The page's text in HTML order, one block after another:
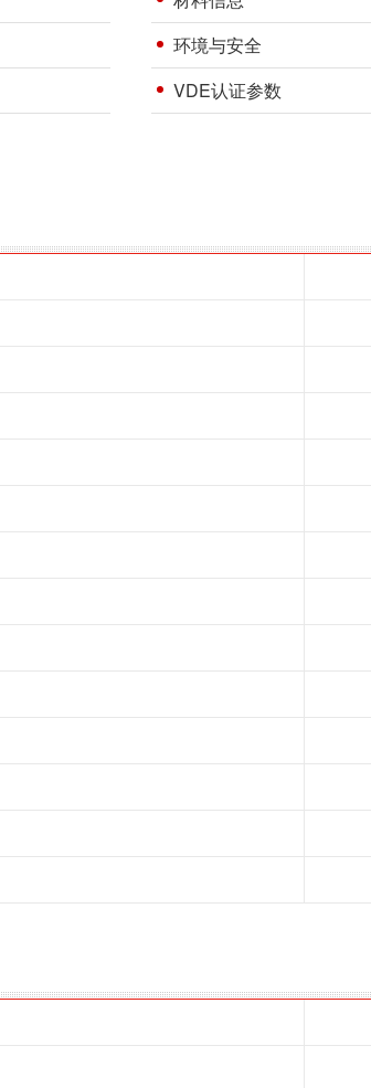
环境与安全
VDE认证参数